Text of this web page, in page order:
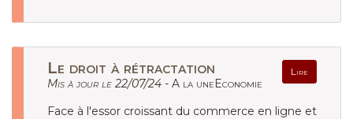
Le droit à rétractation Lire
Mis à jour le 22/07/24 - A la uneEconomie
Face à l'essor croissant du commerce en ligne et